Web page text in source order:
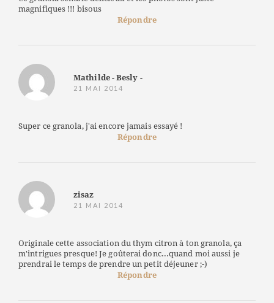
magnifiques !!! bisous
Répondre
Mathilde - Besly -
21 MAI 2014
Super ce granola, j'ai encore jamais essayé !
Répondre
zisaz
21 MAI 2014
Originale cette association du thym citron à ton granola, ça
m'intrigues presque! Je goûterai donc...quand moi aussi je
prendrai le temps de prendre un petit déjeuner ;-)
Répondre